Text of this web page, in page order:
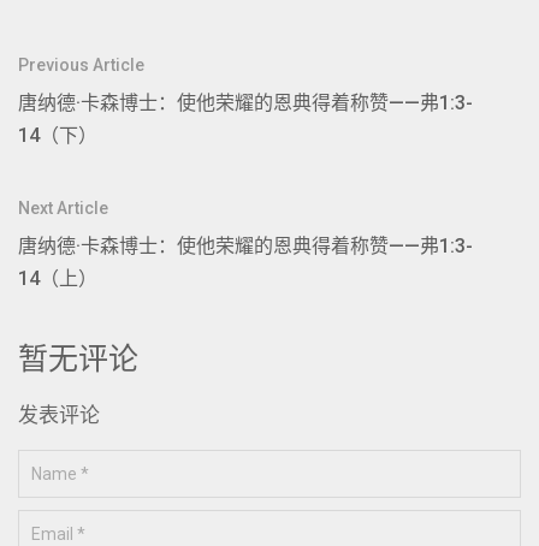
文
章
导
Previous Article
唐纳德·卡森博士：使他荣耀的恩典得着称赞——弗1:3-
14（下）
Next Article
唐纳德·卡森博士：使他荣耀的恩典得着称赞——弗1:3-
14（上）
暂无评论
发表评论